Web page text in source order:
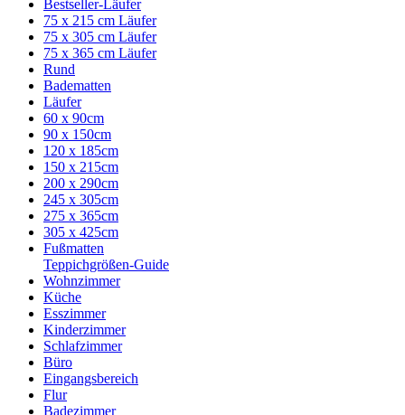
Bestseller-Läufer
75 x 215 cm Läufer
75 x 305 cm Läufer
75 x 365 cm Läufer
Rund
Badematten
Läufer
60 x 90cm
90 x 150cm
120 x 185cm
150 x 215cm
200 x 290cm
245 x 305cm
275 x 365cm
305 x 425cm
Fußmatten
Teppichgrößen-Guide
Wohnzimmer
Küche
Esszimmer
Kinderzimmer
Schlafzimmer
Büro
Eingangsbereich
Flur
Badezimmer